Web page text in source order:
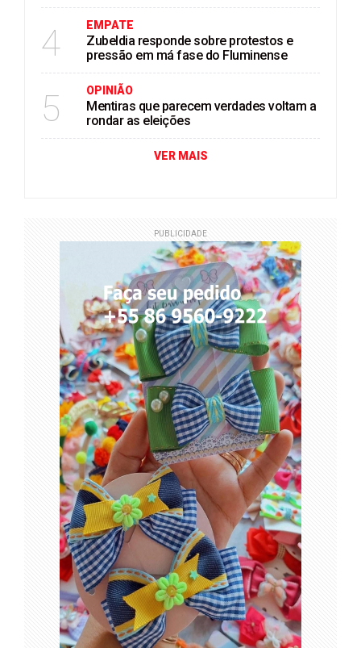
4 EMPATE
Zubeldia responde sobre protestos e
pressão em má fase do Fluminense
5 OPINIÃO
Mentiras que parecem verdades voltam a
rondar as eleições
VER MAIS
PUBLICIDADE